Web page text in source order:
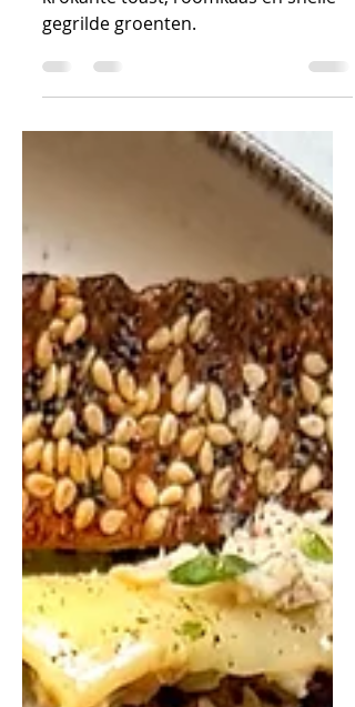
Een heerlijk snelle lunch met een
gegrilde groenten.